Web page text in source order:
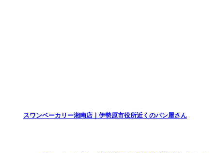
スワンベーカリー湘南店｜伊勢原市役所近くのパン屋さん